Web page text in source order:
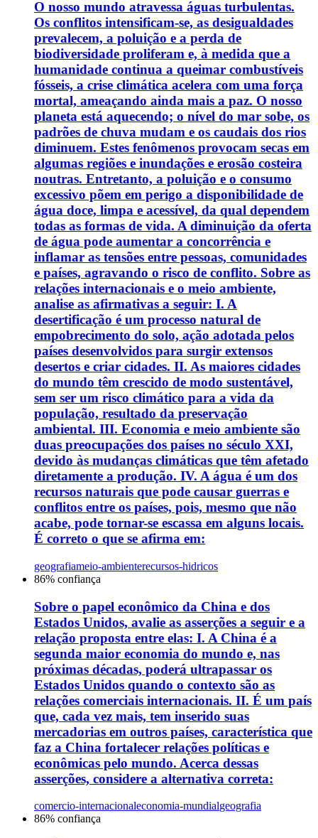
O nosso mundo atravessa águas turbulentas.
Os conflitos intensificam-se, as desigualdades
prevalecem, a poluição e a perda de
biodiversidade proliferam e, à medida que a
humanidade continua a queimar combustíveis
fósseis, a crise climática acelera com uma força
mortal, ameaçando ainda mais a paz. O nosso
planeta está aquecendo; o nível do mar sobe, os
padrões de chuva mudam e os caudais dos rios
diminuem. Estes fenômenos provocam secas em
algumas regiões e inundações e erosão costeira
noutras. Entretanto, a poluição e o consumo
excessivo põem em perigo a disponibilidade de
água doce, limpa e acessível, da qual dependem
todas as formas de vida. A diminuição da oferta
de água pode aumentar a concorrência e
inflamar as tensões entre pessoas, comunidades
e países, agravando o risco de conflito. Sobre as
relações internacionais e o meio ambiente,
analise as afirmativas a seguir: I. A
desertificação é um processo natural de
empobrecimento do solo, ação adotada pelos
países desenvolvidos para surgir extensos
desertos e criar cidades. II. As maiores cidades
do mundo têm crescido de modo sustentável,
sem ser um risco climático para a vida da
população, resultado da preservação
ambiental. III. Economia e meio ambiente são
duas preocupações dos países no século XXI,
devido às mudanças climáticas que têm afetado
diretamente a produção. IV. A água é um dos
recursos naturais que pode causar guerras e
conflitos entre os países, pois, mesmo que não
acabe, pode tornar-se escassa em alguns locais.
É correto o que se afirma em:
geografiameio-ambienterecursos-hidricos
86% confiança
Sobre o papel econômico da China e dos
Estados Unidos, avalie as asserções a seguir e a
relação proposta entre elas: I. A China é a
segunda maior economia do mundo e, nas
próximas décadas, poderá ultrapassar os
Estados Unidos quando o contexto são as
relações comerciais internacionais. II. É um país
que, cada vez mais, tem inserido suas
mercadorias em outros países, característica que
faz a China fortalecer relações políticas e
econômicas pelo mundo. Acerca dessas
asserções, considere a alternativa correta:
comercio-internacionaleconomia-mundialgeografia
86% confiança